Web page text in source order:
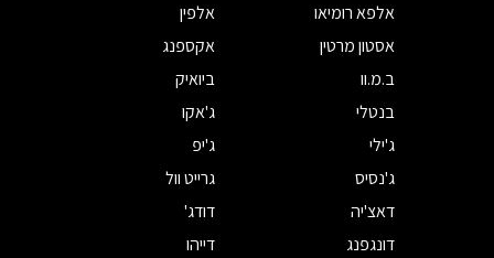
אלפא רומיאו
אלפין
אסטון מרטין
אקספנג
ב.מ.וו
ביואיק
בנטלי
ג'אקו
ג'ילי
ג'יפ
ג'נסיס
גרייט וול
דאצ'יה
דודג'
דונגפנג
דייהו